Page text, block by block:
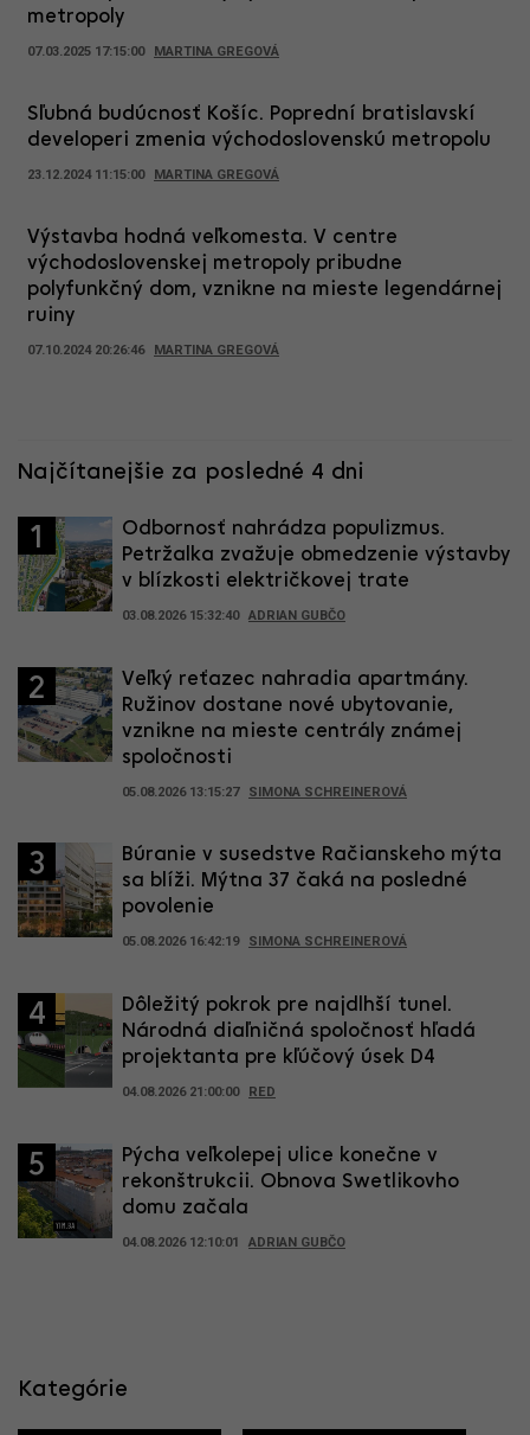
metropoly
07.03.2025 17:15:00 MARTINA GREGOVÁ
Sľubná budúcnosť Košíc. Poprední bratislavskí
developeri zmenia východoslovenskú metropolu
23.12.2024 11:15:00 MARTINA GREGOVÁ
Výstavba hodná veľkomesta. V centre
východoslovenskej metropoly pribudne
polyfunkčný dom, vznikne na mieste legendárnej
ruiny
07.10.2024 20:26:46 MARTINA GREGOVÁ
Najčítanejšie za posledné 4 dni
1
Odbornosť nahrádza populizmus.
Petržalka zvažuje obmedzenie výstavby
v blízkosti električkovej trate
03.08.2026 15:32:40 ADRIAN GUBČO
2
Veľký reťazec nahradia apartmány.
Ružinov dostane nové ubytovanie,
vznikne na mieste centrály známej
spoločnosti
05.08.2026 13:15:27 SIMONA SCHREINEROVÁ
3
Búranie v susedstve Račianskeho mýta
sa blíži. Mýtna 37 čaká na posledné
povolenie
05.08.2026 16:42:19 SIMONA SCHREINEROVÁ
4
Dôležitý pokrok pre najdlhší tunel.
Národná diaľničná spoločnosť hľadá
projektanta pre kľúčový úsek D4
04.08.2026 21:00:00 RED
5
Pýcha veľkolepej ulice konečne v
rekonštrukcii. Obnova Swetlikovho
domu začala
04.08.2026 12:10:01 ADRIAN GUBČO
Kategórie